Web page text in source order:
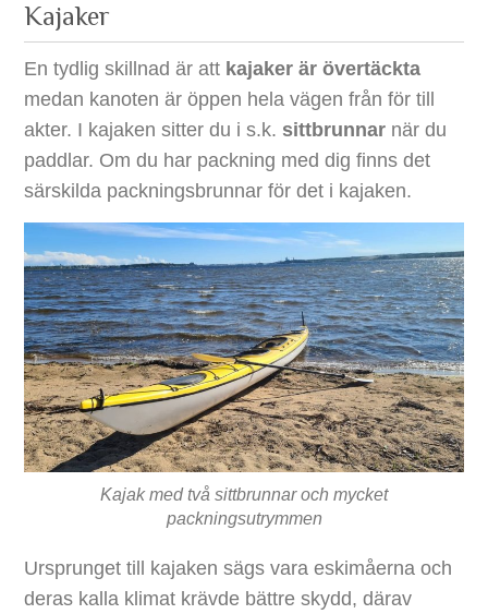
Kajaker
En tydlig skillnad är att kajaker är övertäckta
medan kanoten är öppen hela vägen från för till
akter. I kajaken sitter du i s.k. sittbrunnar när du
paddlar. Om du har packning med dig finns det
särskilda packningsbrunnar för det i kajaken.
Kajak med två sittbrunnar och mycket
packningsutrymmen
Ursprunget till kajaken sägs vara eskimåerna och
deras kalla klimat krävde bättre skydd, därav